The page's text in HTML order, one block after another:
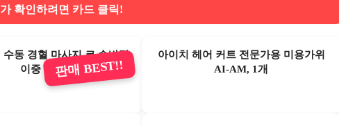
확인하려면 카드 클릭!
수동 경혈 마사지 코 손바닥
이중 롤러판매 BEST!!
아이치 헤어 커트 전문가용 미용가위
AI-AM, 1개